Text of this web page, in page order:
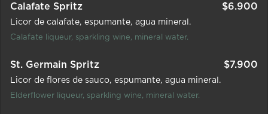
Calafate Spritz $6.900
Licor de calafate espumante agua mineral.
Calafate liqueur, sparkling wine, mineral water.
St. Germain Spritz $7.900
Licor de flores de sauco espumante agua mineral.
Elderflower liqueur, sparkling wine, mineral water.